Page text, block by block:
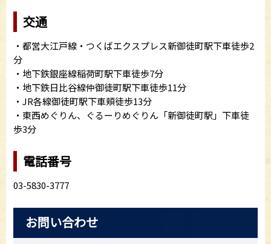
交通
・都営大江戸線・つくばエクスプレス新御徒町駅下車徒歩2
分
・地下鉄銀座線稲荷町駅下車徒歩7分
・地下鉄日比谷線仲御徒町駅下車徒歩11分
・JR各線御徒町駅下車頬徒歩13分
・東西めぐりん、ぐるーりめぐりん「新御徒町駅」下車徒
歩3分
電話番号
03-5830-3777
お問い合わせ